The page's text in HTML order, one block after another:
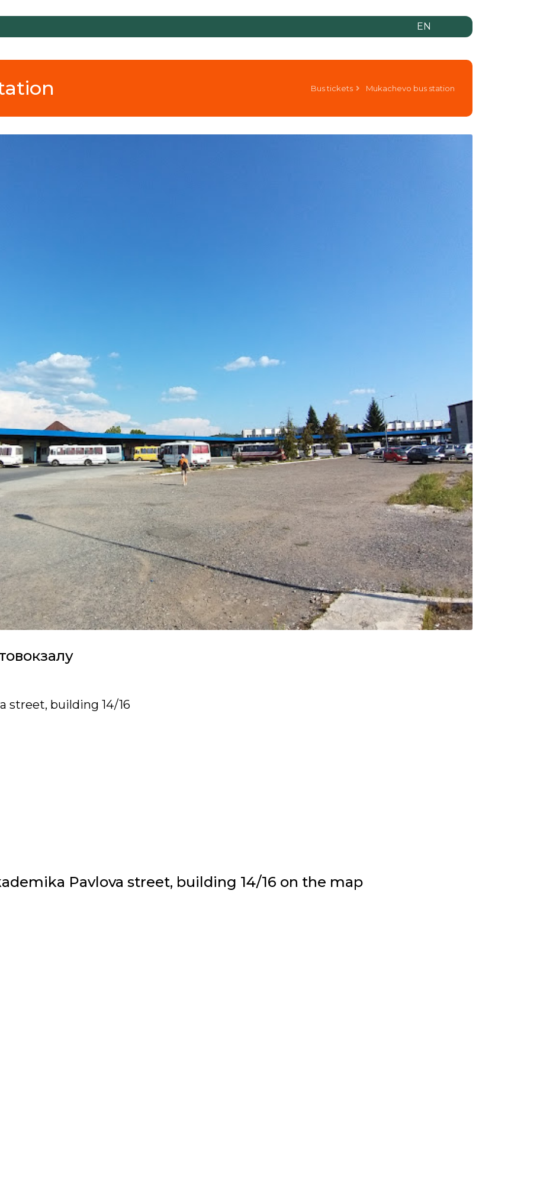
EN
Bus tickets Mukachevo bus station
street, building 14/16
Pavlova street, building 14/16 on the map